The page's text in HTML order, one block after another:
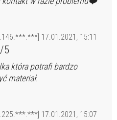
17.01.2021, 15:11
5
która potrafi bardzo
materiał.
17.01.2021, 15:07